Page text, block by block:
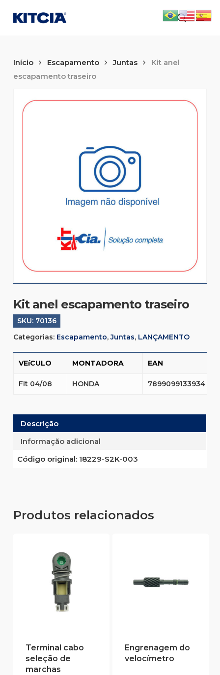
main
search
Início Escapamento Juntas
Kit anel
escapamento traseiro
Kit anel escapamento traseiro
SKU: 70136
Categorias: Escapamento,Juntas, LANÇAMENTO
VEíCULO MONTADORA EAN
Fit 04/08 HONDA 7899099133934
Descrição
Informação adicional
Código original:18229-S2K-003
Produtos relacionados
Terminal cabo
seleção de
marchas
Engrenagem do
velocímetro